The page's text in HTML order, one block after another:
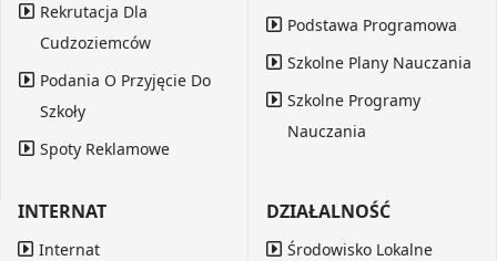
Rekrutacja Dla
Cudzoziemców
Podania O Przyjęcie Do
Szkoły
Spoty Reklamowe
Podstawa Programowa
Szkolne Plany Nauczania
Szkolne Programy
Nauczania
INTERNAT
Internat
DZIAŁALNOŚĆ
Środowisko Lokalne